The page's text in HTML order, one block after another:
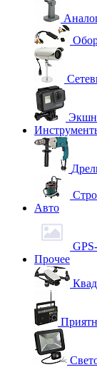
Авто
Прочее